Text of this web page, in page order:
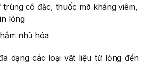
trùng cô đặc, thuốc mỡ kháng viêm,
lỏng
nhũ hóa
dạng các loại vật liệu từ lỏng đến